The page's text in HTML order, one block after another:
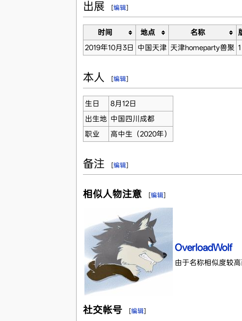
出展 [编辑]
时间 地点 名称
2019年10月3日 中国天津 天津homeparty兽聚 1
本人 [编辑]
生日
8月12日
出生地 中国四川成都
职业
高中生（2020年）
备注 [编辑]
相似人物注意 [编辑]
OverloadWolf
由于名称相似度较高
社交帐号 [编辑]